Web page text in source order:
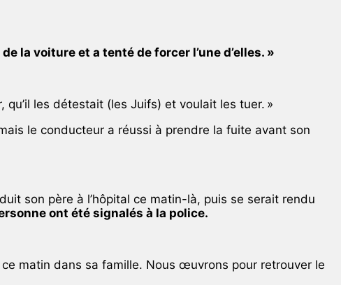
la voiture et a tenté de forcer l’une d’elles. »
qu’il les détestait (les Juifs) et voulait les tuer. »
le conducteur a réussi à prendre la fuite avant son
son père à l’hôpital ce matin-là, puis se serait rendu
ont été signalés à la police.
matin dans sa famille. Nous œuvrons pour retrouver le